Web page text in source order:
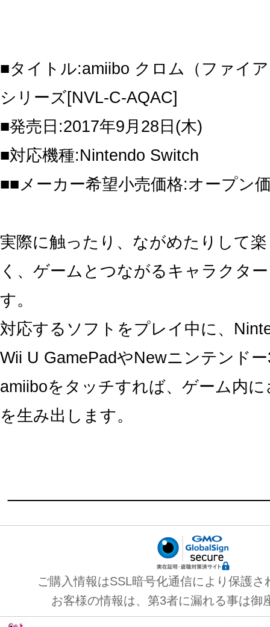
■タイトル:amiibo クロム（ファイ
シリーズ[NVL-C-AQAC]
■発売日:2017年9月28日(木)
■対応機種:Nintendo Switch
■■メーカー希望小売価格:オープン
実際に触ったり、ながめたりして
く、ゲームとつながるキャラクタ
す。
対応するソフトをプレイ中に、
Wii U GamePadやNewニンテンド
amiiboをタッチすれば、ゲーム内
を生み出します。
ご購入情報はSSL暗号化通信により保護さ
お客様の情報は、第3者に漏れる事は御